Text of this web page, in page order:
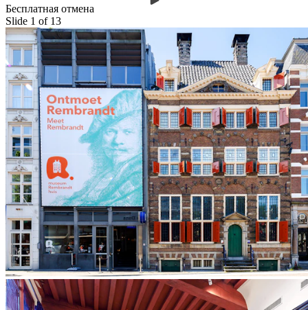
Бесплатная отмена
Slide 1 of 13